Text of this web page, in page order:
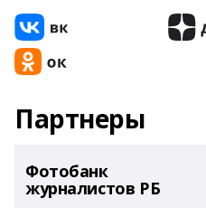
Партнеры
Фотобанк
журналистов РБ